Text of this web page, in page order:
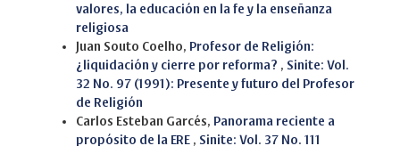
valores, la educación en la fe y la enseñanza
religiosa
Juan Souto Coelho, Profesor de Religión:
¿liquidación y cierre por reforma? , Sinite: Vol.
32 No. 97 (1991): Presente y futuro del Profesor
de Religión
Carlos Esteban Garcés, Panorama reciente a
propósito de la ERE , Sinite: Vol. 37 No. 111